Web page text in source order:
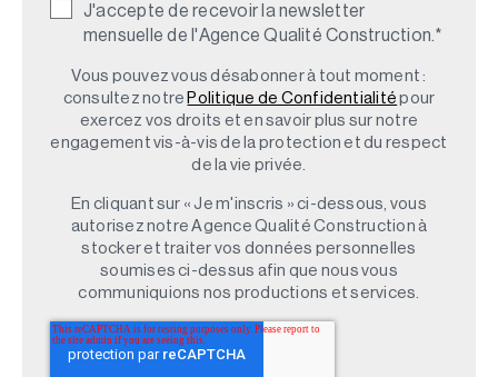
J'accepte de recevoir la newsletter
mensuelle de l'Agence Qualité Construction. *
Vous pouvez vous désabonner à tout moment :
consultez notre Politique de Confidentialité pour
exercez vos droits et en savoir plus sur notre
engagement vis-à-vis de la protection et du respect
de la vie privée.
En cliquant sur « Je m'inscris » ci-dessous, vous
autorisez notre Agence Qualité Construction à
stocker et traiter vos données personnelles
soumises ci-dessus afin que nous vous
communiquions nos productions et services.